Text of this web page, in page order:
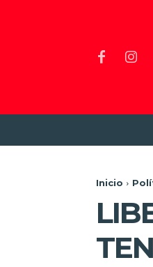
Inicio